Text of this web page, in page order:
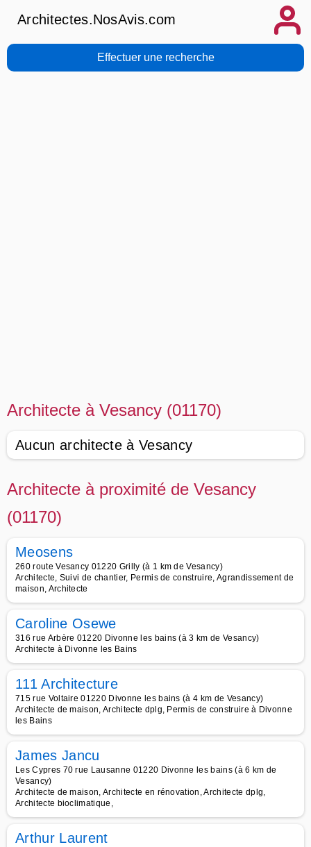
Architectes.NosAvis.com
Effectuer une recherche
Architecte à Vesancy (01170)
Aucun architecte à Vesancy
Architecte à proximité de Vesancy
(01170)
Meosens
260 route Vesancy 01220 Grilly (à 1 km de Vesancy)
Architecte, Suivi de chantier, Permis de construire, Agrandissement de
maison, Architecte
Caroline Osewe
316 rue Arbère 01220 Divonne les bains (à 3 km de Vesancy)
Architecte à Divonne les Bains
111 Architecture
715 rue Voltaire 01220 Divonne les bains (à 4 km de Vesancy)
Architecte de maison, Architecte dplg, Permis de construire à Divonne
les Bains
James Jancu
Les Cypres 70 rue Lausanne 01220 Divonne les bains (à 6 km de
Vesancy)
Architecte de maison, Architecte en rénovation, Architecte dplg,
Architecte bioclimatique,
Arthur Laurent